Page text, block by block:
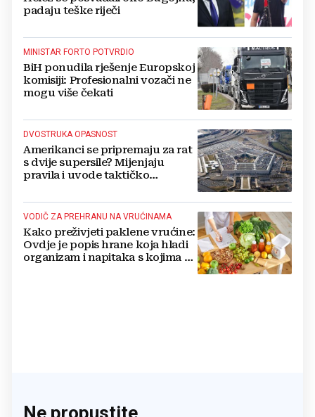
padaju teške riječi
MINISTAR FORTO POTVRDIO
BiH ponudila rješenje Europskoj
komisiji: Profesionalni vozači ne
mogu više čekati
DVOSTRUKA OPASNOST
Amerikanci se pripremaju za rat
s dvije supersile? Mijenjaju
pravila i uvode taktičko
VODIČ ZA PREHRANU NA VRUĆINAMA
Kako preživjeti paklene vrućine:
Ovdje je popis hrane koja hladi
organizam i napitaka s kojima si